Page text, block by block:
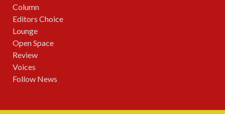
Column
Editors Choice
Lounge
Open Space
Review
Voices
Follow News